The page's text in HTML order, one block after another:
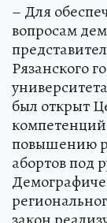
– Для
вопросам
Рязанского
был открыт
повышению
абортов под